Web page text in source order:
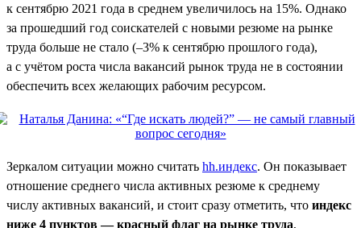
к сентябрю 2021 года в среднем увеличилось на 15%. Однако
за прошедший год соискателей с новыми резюме на рынке
труда больше не стало (–3% к сентябрю прошлого года),
а с учётом роста числа вакансий рынок труда не в состоянии
обеспечить всех желающих рабочим ресурсом.
Зеркалом ситуации можно считать hh.индекс. Он показывает
отношение среднего числа активных резюме к среднему
числу активных вакансий, и стоит сразу отметить, что индекс
ниже 4 пунктов — красный флаг на рынке труда,